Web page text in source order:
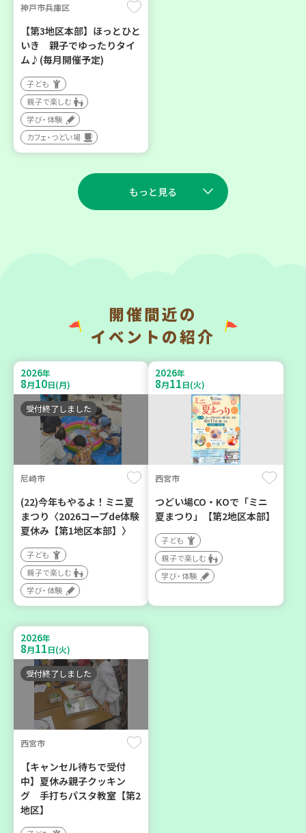
神戸市兵庫区
【第3地区本部】ほっとひと
いき 親子でゆったりタイ
ム♪(毎月開催予定)
子ども
親子で楽しむ
学び・体験
カフェ・つどい場
もっと見る
神戸市兵庫区
BOSAI(ぼうさい)教室～か
ぞくで楽しくまなぼうさい
～
学び・体験
平和・防災
神戸市東灘区
ティールームすみれ会」
（毎月第2金曜日）
カフェ・つどい場
2026年
9 10
神戸市東灘区
地域で暮らしたい 「コープ
くらしの助け合いの会」(会
場：住吉)
ボランティア
2026年
4
2026年
8月27
開催間近の
イベントの紹介
2026年
8月10日(月)
受付終了しました
尼崎市
(22)今年もやるよ！ミニ夏
まつり〈2026コープde体験
夏休み【第1地区本部】〉
子ども
親子で楽しむ
学び・体験
2026年
8月11日(火)
西宮市
つどい場CO・KOで「ミニ
夏まつり」【第2地区本部】
子ども
親子で楽しむ
学び・体験
2026年
8月11日(火)
受付終了しました
西宮市
【キャンセル待ちで受付
中】夏休み親子クッキン
グ 手打ちパスタ教室【第2
地区】